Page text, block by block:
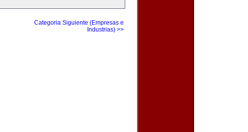
Categoria Siguiente (Empresas e
Industrias) >>